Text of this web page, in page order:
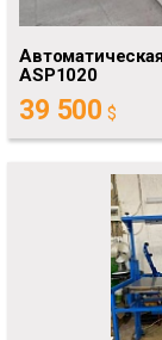
ASP1020
39 500 $